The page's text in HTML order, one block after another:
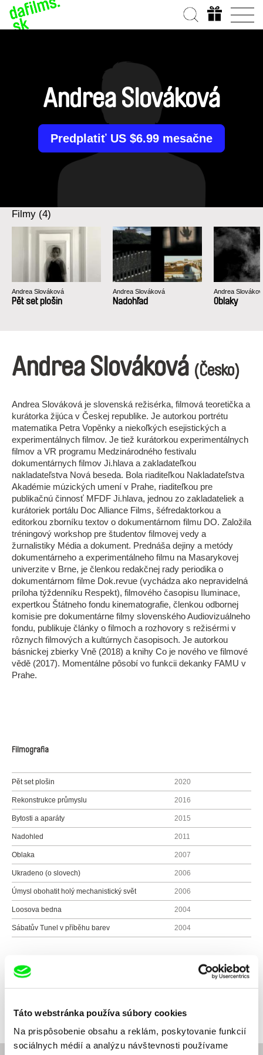
Táto webstránka používa súbory cookies
Na prispôsobenie obsahu a reklám, poskytovanie funkcií
sociálnych médií a analýzu návštevnosti používame
Andrea Slováková
Predplatiť US $6.99 mesačne
Filmy (4)
Andrea Slováková
Pět set plošin
Andrea Slováková
Nadohľad
Andrea
Oblaky
Andrea Slováková (Česko)
Andrea Slováková je slovenská režisérka, filmová teoretička a
kurátorka žijúca v Českej republike. Je autorkou portrétu
matematika Petra Vopěnky a niekoľkých esejistických a
experimentálnych filmov. Je tiež kurátorkou experimentálnych
filmov a VR programu Medzinárodného festivalu
dokumentárnych filmov Ji.hlava a zakladateľkou
nakladateľstva Nová beseda. Bola riaditeľkou Nakladateľstva
Akadémie múzických umení v Prahe, riaditeľkou pre
publikačnú činnosť MFDF Ji.hlava, jednou zo zakladateliek a
kurátoriek portálu Doc Alliance Films, šéfredaktorkou a
editorkou zborníku textov o dokumentárnom filmu DO. Založila
tréningový workshop pre študentov filmovej vedy a
žurnalistiky Média a dokument. Prednáša dejiny a metódy
dokumentárneho a experimentálneho filmu na Masarykovej
univerzite v Brne, je členkou redakčnej rady periodika o
dokumentárnom filme Dok.revue (vychádza ako nepravidelná
príloha týždenníku Respekt), filmového časopisu Iluminace,
expertkou Štátneho fondu kinematografie, členkou odbornej
komisie pre dokumentárne filmy slovenského Audiovizuálneho
fondu, publikuje články o filmoch a rozhovory s režisérmi v
rôznych filmových a kultúrnych časopisoch. Je autorkou
básnickej zbierky Vně (2018) a knihy Co je nového ve filmové
vědě (2017). Momentálne pôsobí vo funkcii dekanky FAMU v
Prahe.
Filmografia
Pět set plošin 2020
Rekonstrukce průmyslu 2016
Bytosti a aparáty 2015
Nadohled 2011
Oblaka 2007
Ukradeno (o slovech) 2006
Úmysl obohatit holý mechanistický svět 2006
Loosova bedna 2004
Sábatův Tunel v příběhu barev 2004